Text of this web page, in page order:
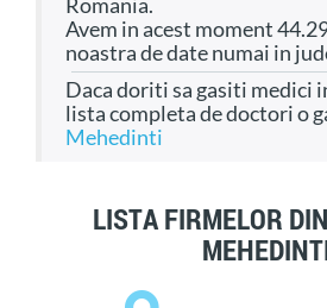
Romania.
Avem in acest moment 44.298 firme in baza
noastra de date numai in
Daca doriti sa gasiti medici
lista completa de doctori o
Mehedinti
LISTA FIRMELOR DIN JUDETUL